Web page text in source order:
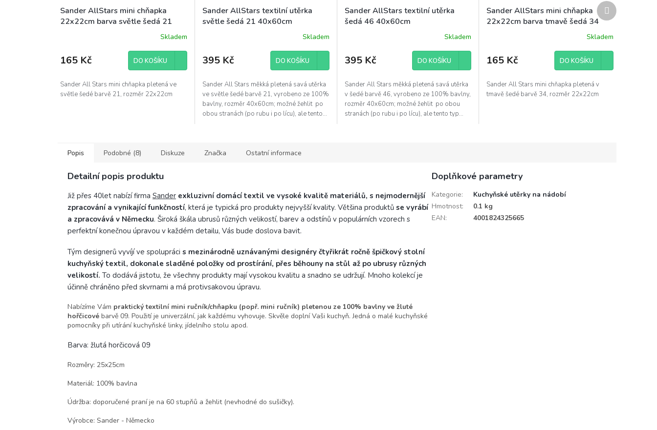
Sander AllStars mini chňapka
22x22cm barva světle šedá 21
Skladem
165 Kč DO KOŠÍKU
Sander All Stars mini chňapka pletená ve
světle šedé barvě 21, rozměr 22x22cm
Sander AllStars textilní utěrka
světle šedá 21 40x60cm
Skladem
395 Kč DO KOŠÍKU
Sander All Stars měkká pletená savá utěrka
ve světle šedé barvě 21, vyrobeno ze 100%
bavlny, rozměr 40x60cm; možné žehlit po
obou stranách (po rubu i po lícu), ale tento...
Sander AllStars textilní utěrka
šedá 46 40x60cm
Skladem
395 Kč DO KOŠÍKU
Sander All Stars měkká pletená savá utěrka
v šedé barvě 46, vyrobeno ze 100% bavlny,
rozměr 40x60cm; možné žehlit po obou
stranách (po rubu i po lícu), ale tento typ...
Sander AllStars mini chňapka
22x22cm barva tmavě šedá 34
Skladem
165 Kč DO KOŠÍKU
Sander All Stars mini chňapka pletená v
tmavě šedé barvě 34, rozměr 22x22cm
Další
produkt
Popis Podobné (8) Diskuze Značka Ostatní informace
Detailní popis produktu
Již přes 40let nabízí firma Sander exkluzivní domácí textil ve vysoké kvalitě materiálů, s nejmodernější
zpracování a vynikající funkčností, která je typická pro produkty nejvyšší kvality. Většina produktů se vyrábí
a zpracovává v Německu. Široká škála ubrusů různých velikostí, barev a odstínů v populárních vzorech s
perfektní konečnou úpravou v každém detailu, Vás bude doslova bavit.
Tým designerů vyvíjí ve spolupráci s mezinárodně uznávanými designéry čtyřikrát ročně špičkový stolní
kuchyňský textil, dokonale sladěné položky od prostírání, přes běhouny na stůl až po ubrusy různých
velikostí. To dodává jistotu, že všechny produkty mají vysokou kvalitu a snadno se udržují. Mnoho kolekcí je
účinně chráněno před skvrnami a má protivsakovou úpravu.
Nabízíme Vám praktický textilní mini ručník/chňapku (popř. mini ručník) pletenou ze 100% bavlny ve žluté
hořčicové barvě 09. Použití je univerzální, jak každému vyhovuje. Skvěle doplní Vaši kuchyň. Jedná o malé kuchyňské
pomocníky při utírání kuchyňské linky, jídelního stolu apod.
Barva: žlutá horčicová 09
Rozměry: 25x25cm
Materiál: 100% bavlna
Údržba: doporučené praní je na 60 stupňů a žehlit (nevhodné do sušičky).
Výrobce: Sander - Německo
Doplňkové parametry
Kategorie:
Kuchyňské utěrky na nádobí
Hmotnost:
0.1 kg
EAN: 4001824325665